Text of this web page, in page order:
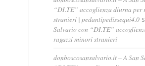
“DI.TE” accoglienza diurna per
stranieri | pedantipedissequi4.0
Salvario con “DI.TE”
ragazzi minori stranieri
donboscosansalvario.it – A San